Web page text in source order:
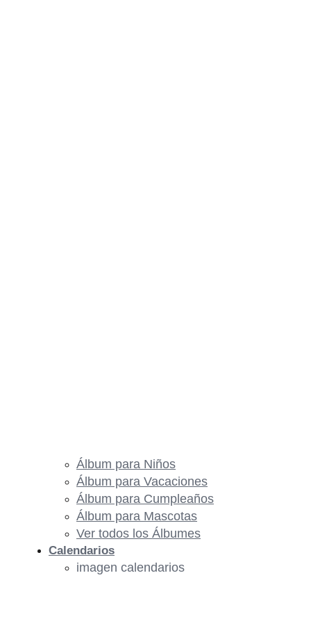
Álbum para Niños
Álbum para Vacaciones
Álbum para Cumpleaños
Álbum para Mascotas
Ver todos los Álbumes
Calendarios
imagen calendarios